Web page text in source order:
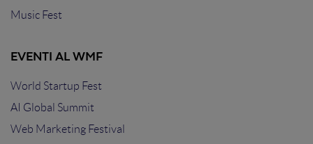
Music Fest
EVENTI AL WMF
World Startup Fest
AI Global Summit
Web Marketing Festival